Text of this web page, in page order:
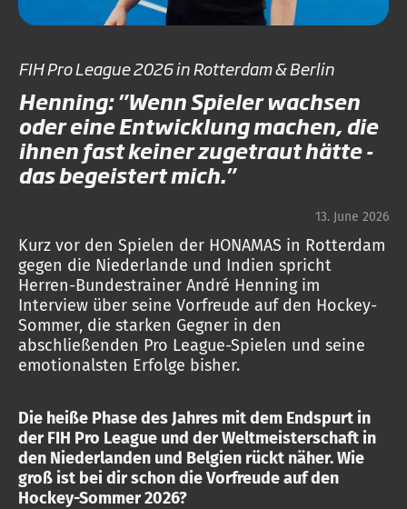
FIH Pro League 2026 in Rotterdam & Berlin
Henning: "Wenn Spieler wachsen
oder eine Entwicklung machen, die
ihnen fast keiner zugetraut hätte -
das begeistert mich."
13. June 2026
Kurz vor den Spielen der HONAMAS in Rotterdam
gegen die Niederlande und Indien spricht
Herren-Bundestrainer André Henning im
Interview über seine Vorfreude auf den Hockey-
Sommer, die starken Gegner in den
abschließenden Pro League-Spielen und seine
emotionalsten Erfolge bisher.
Die heiße Phase des Jahres mit dem Endspurt in
der FIH Pro League und der Weltmeisterschaft in
den Niederlanden und Belgien rückt näher. Wie
groß ist bei dir schon die Vorfreude auf den
Hockey-Sommer 2026?